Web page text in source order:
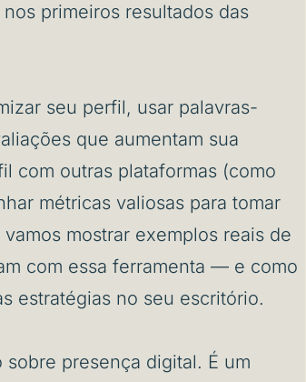
primeiros resultados das
seu perfil, usar palavras-
que aumentam sua
com outras plataformas (como
métricas valiosas para tomar
mostrar exemplos reais de
com essa ferramenta — e como
estratégias no seu escritório.
sobre presença digital. É um